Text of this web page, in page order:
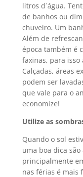
litros d´água.
de banhos ou
chuveiro. Um
Além de
época também é
faxinas, para isso
Calçadas, áreas
podem ser
que vale para o
economize!
Utilize as
Quando o sol
uma boa dica
principalmente
nas férias é mais